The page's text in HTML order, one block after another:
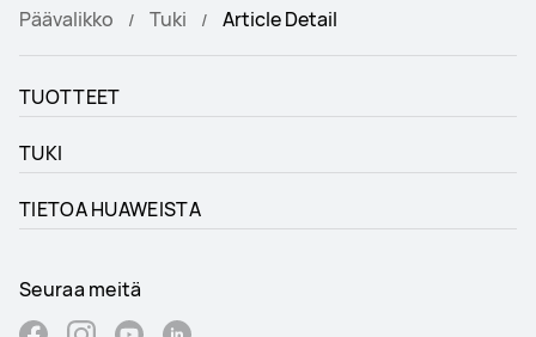
Päävalikko Tuki Article Detail
TUOTTEET
TUKI
TIETOA HUAWEISTA
Seuraa meitä